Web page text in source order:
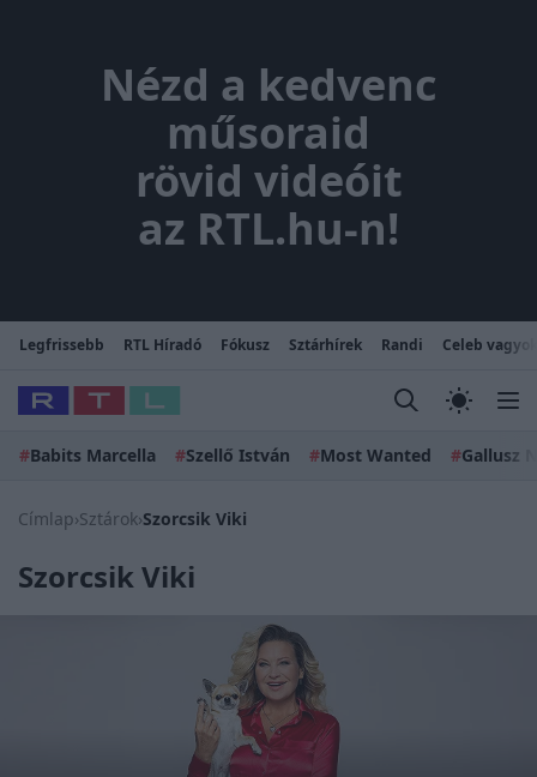
Nézd a kedvenc
műsoraid
rövid videóit
az RTL.hu-n!
Legfrissebb RTL Híradó Fókusz Sztárhírek Randi Celeb
#Babits Marcella #Szellő István #Most Wanted #Gallusz
Címlap›Sztárok›Szorcsik Viki
Szorcsik Viki